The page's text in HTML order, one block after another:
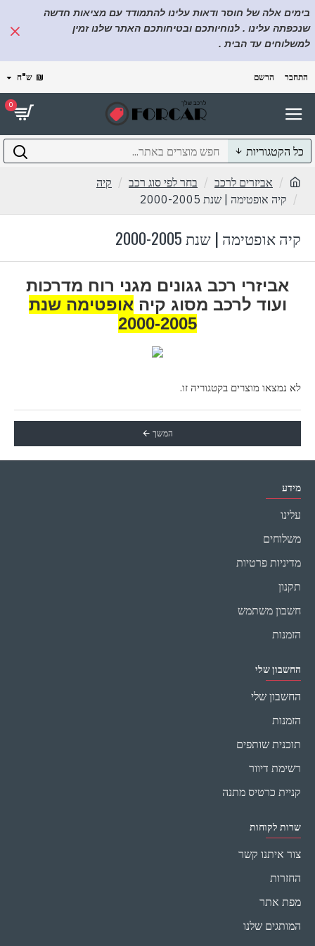
בימים אלה של חוסר ודאות עלינו להתמודד עם מציאות חדשה
שנכפתה עלינו . לנוחיותכם ובטיחותכם האתר שלנו זמין
למשלוחים עד הבית .
התחבר הרשם ₪ ש"ח
0
כל הקטגוריות
אביזרים לרכב בחר לפי סוג רכב
קיה
קיה אופטימה | שנת 2000-2005
קיה אופטימה | שנת 2000-2005
אביזרי רכב גגונים מגני רוח מדרכות
ועוד לרכב מסוג קיהאופטימה שנת
2000-2005
לא נמצאו מוצרים בקטגוריה זו.
המשך
מידע
עלינו
משלוחים
מדיניות פרטיות
תקנון
חשבון משתמש
הזמנות
החשבון שלי
החשבון שלי
הזמנות
תוכנית שותפים
רשימת דיוור
קניית כרטיס מתנה
שרות לקוחות
צור איתנו קשר
החזרות
מפת אתר
המותגים שלנו